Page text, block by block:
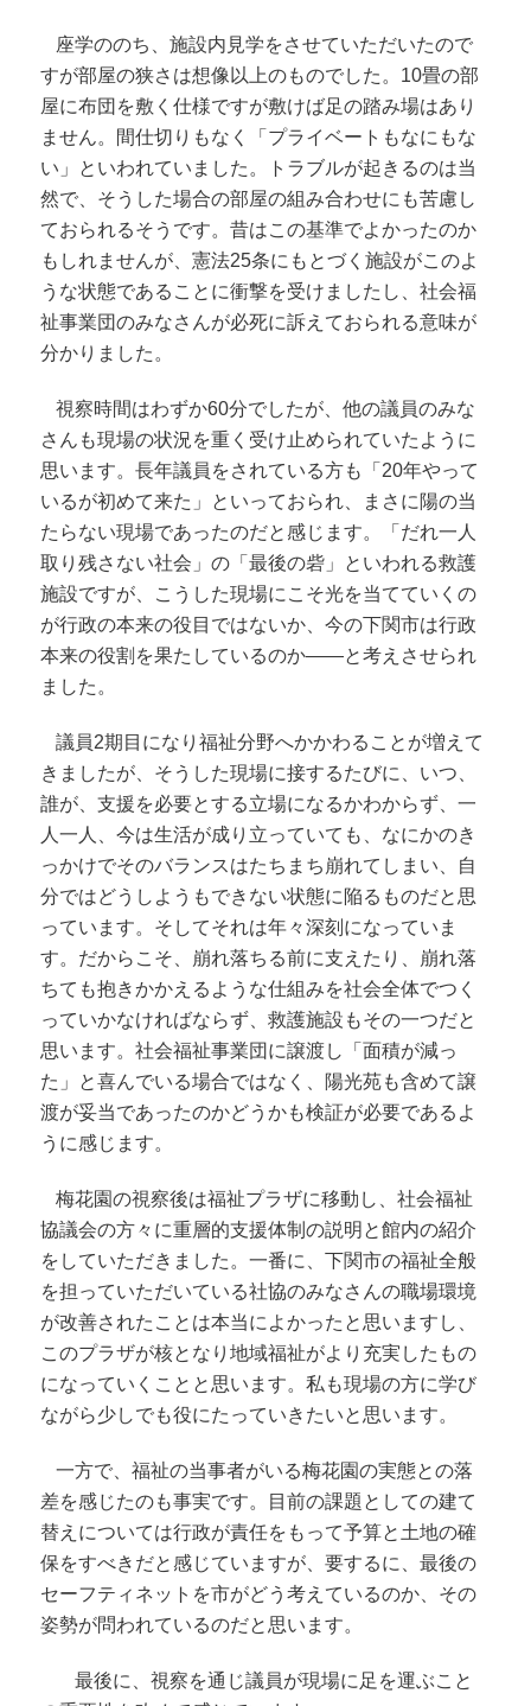
座学ののち、施設内見学をさせていただいたので
すが部屋の狭さは想像以上のものでした。10畳の部
屋に布団を敷く仕様ですが敷けば足の踏み場はあり
ません。間仕切りもなく「プライベートもなにもな
い」といわれていました。トラブルが起きるのは当
然で、そうした場合の部屋の組み合わせにも苦慮し
ておられるそうです。昔はこの基準でよかったのか
もしれませんが、憲法25条にもとづく施設がこのよ
うな状態であることに衝撃を受けましたし、社会福
祉事業団のみなさんが必死に訴えておられる意味が
分かりました。
視察時間はわずか60分でしたが、他の議員のみな
さんも現場の状況を重く受け止められていたように
思います。長年議員をされている方も「20年やって
いるが初めて来た」といっておられ、まさに陽の当
たらない現場であったのだと感じます。「だれ一人
取り残さない社会」の「最後の砦」といわれる救護
施設ですが、こうした現場にこそ光を当てていくの
が行政の本来の役目ではないか、今の下関市は行政
本来の役割を果たしているのか――と考えさせられ
ました。
議員2期目になり福祉分野へかかわることが増えて
きましたが、そうした現場に接するたびに、いつ、
誰が、支援を必要とする立場になるかわからず、一
人一人、今は生活が成り立っていても、なにかのき
っかけでそのバランスはたちまち崩れてしまい、自
分ではどうしようもできない状態に陥るものだと思
っています。そしてそれは年々深刻になっていま
す。だからこそ、崩れ落ちる前に支えたり、崩れ落
ちても抱きかかえるような仕組みを社会全体でつく
っていかなければならず、救護施設もその一つだと
思います。社会福祉事業団に譲渡し「面積が減っ
た」と喜んでいる場合ではなく、陽光苑も含めて譲
渡が妥当であったのかどうかも検証が必要であるよ
うに感じます。
梅花園の視察後は福祉プラザに移動し、社会福祉
協議会の方々に重層的支援体制の説明と館内の紹介
をしていただきました。一番に、下関市の福祉全般
を担っていただいている社協のみなさんの職場環境
が改善されたことは本当によかったと思いますし、
このプラザが核となり地域福祉がより充実したもの
になっていくことと思います。私も現場の方に学び
ながら少しでも役にたっていきたいと思います。
一方で、福祉の当事者がいる梅花園の実態との落
差を感じたのも事実です。目前の課題としての建て
替えについては行政が責任をもって予算と土地の確
保をすべきだと感じていますが、要するに、最後の
セーフティネットを市がどう考えているのか、その
姿勢が問われているのだと思います。
最後に、視察を通じ議員が現場に足を運ぶこと